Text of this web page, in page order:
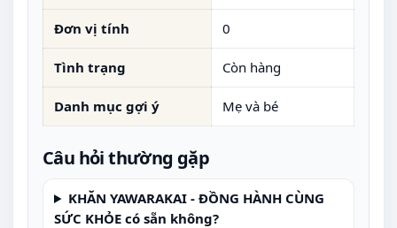
Đơn vị tính 0
Tình trạng Còn hàng
Danh mục gợi ý Mẹ và bé
Câu hỏi thường gặp
KHĂN YAWARAKAI - ĐỒNG HÀNH CÙNG
SỨC KHỎE có sẵn không?